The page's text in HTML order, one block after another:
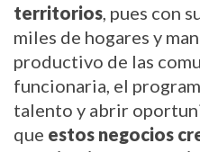
territorios , pues con
miles de hogares y
productivo de las
funcionaria, el
talento y abrir
que estos negocios